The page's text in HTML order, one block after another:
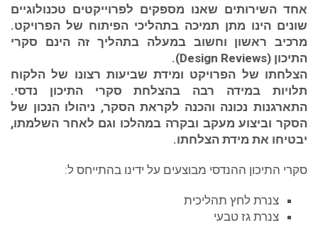
אחד השירותים שאנו מספקים לפרוייקטים טכנולוגיים
שונים הינו מתן תמיכה בתהליכי הפיתוח של הפרויקט.
מרכיב ראשון וחשוב במעלה בתהליך זה הינם סקרי
התיכון (Design Reviews).
הצלחתו של הפרויקט ומידת שביעות רצונו של הלקוח
תלויות במידה רבה בהצלחת סקרי התיכון נדסי.
התארגנות נכונה והכנה לקראת הסקר, ניהולו הנכון של
הסקר וביצוע מעקב ובקרה במהלכו וגם לאחר השלמתו,
יבטיחו את מידת הצלחתו.
סקרי התיכון ההנדסי מבוצעים על ידינו בהתייחס ל:
צנרת לחץ תהליכית
צנרת גז טבעי